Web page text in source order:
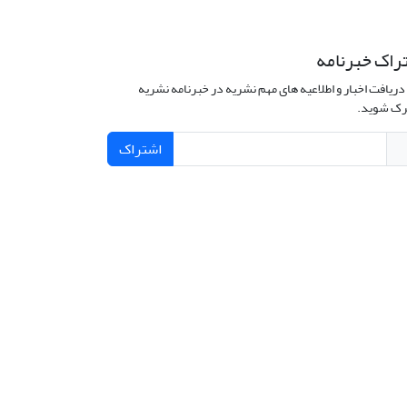
خبرنامه
اخبار و اطلاعیه های مهم نشریه در خبرنامه نشریه
شوید.
اشتراک